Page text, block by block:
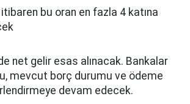
itibaren bu oran en fazla 4 katına
net gelir esas alınacak. Bankalar
mevcut borç durumu ve ödeme
devam edecek.